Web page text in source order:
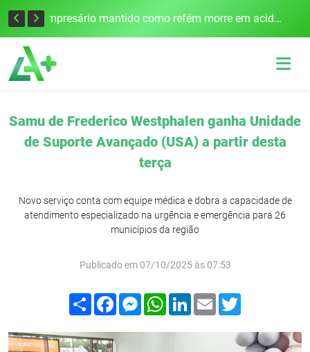
Edital para construção de ponte entre Itapiranga e Barra do Guarita deve ser lançado no segundo semestre Empresário mantido como refém morre em acidente após assalto em Cerro Largo
Samu de Frederico Westphalen ganha Unidade
de Suporte Avançado (USA) a partir desta
terça
Novo serviço conta com equipe médica e dobra a capacidade de
atendimento especializado na urgência e emergência para 26
municípios da região
Publicado em 07/10/2025 às 07:53
Compartilhar
FacebookMessenger
WhatsApp
LinkedIn
Email